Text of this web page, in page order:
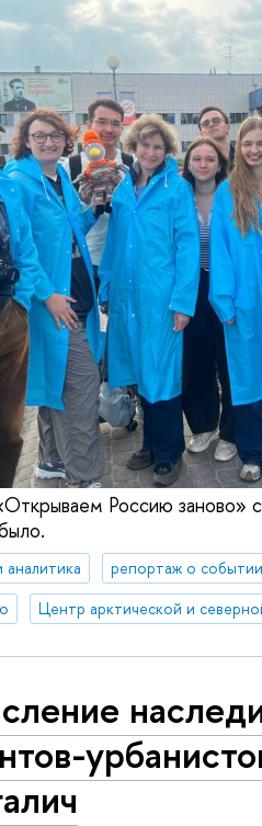
Россию заново»
аналитика репортаж о событии